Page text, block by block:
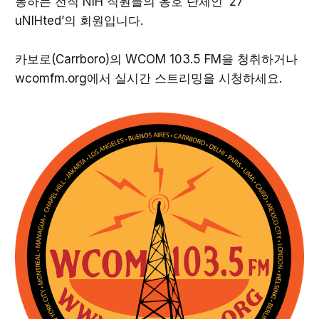
uNIHted’의 회원입니다.
카보로(Carrboro)의 WCOM 103.5 FM을 청취하거나
wcomfm.org에서 실시간 스트리밍을 시청하세요.